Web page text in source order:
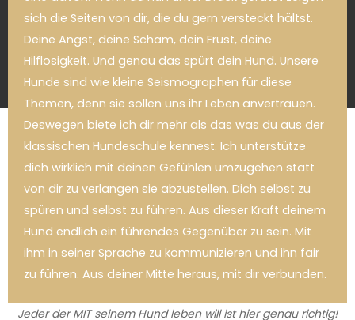
sich die Seiten von dir, die du gern versteckt hältst.
Deine Angst, deine Scham, dein Frust, deine
Hilflosigkeit. Und genau das spürt dein Hund. Unsere
Hunde sind wie kleine Seismographen für diese
Themen, denn sie sollen uns ihr Leben anvertrauen.
Deswegen biete ich dir mehr als das was du aus der
klassischen Hundeschule kennest. Ich unterstütze
dich wirklich mit deinen Gefühlen umzugehen statt
von dir zu verlangen sie abzustellen. Dich selbst zu
spüren und selbst zu führen. Aus dieser Kraft deinem
Hund endlich ein führendes Gegenüber zu sein. Mit
ihm in seiner Sprache zu kommunizieren und ihn fair
zu führen. Aus deiner Mitte heraus, mit dir verbunden.
Hund wartet auf dich.
Erfahrungsberichte von
Kundinnen meiner
Hundeschule DOGs life
Berlin
Jeder der MIT seinem Hund leben will ist hier genau richtig!